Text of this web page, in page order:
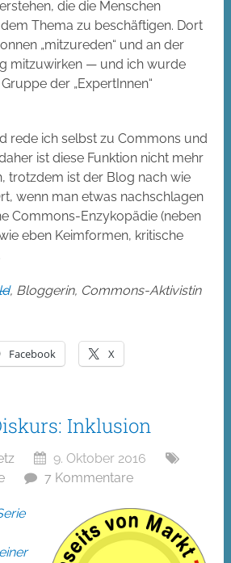
die die Menschen
Thema zu beschäftigen. Dort
„mitzureden“ und an der
mitzuwirken — und ich wurde
der „ExpertInnen“
rede ich selbst zu Commons und
ist diese Funktion nicht mehr
trotzdem ist der Blog nach wie
wenn man etwas nachschlagen
Commons-Enzykopädie (neben
eben Keimformen, kritische
, Bloggerin, Commons-Aktivistin
Facebook X
Inklusion
9. Oktober 2016
7 Kommentare